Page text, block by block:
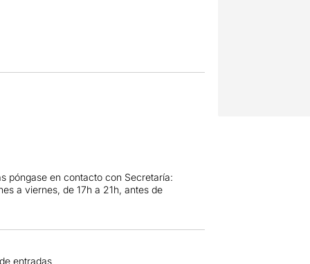
póngase en contacto con Secretaría:
a viernes, de 17h a 21h, antes de
entradas